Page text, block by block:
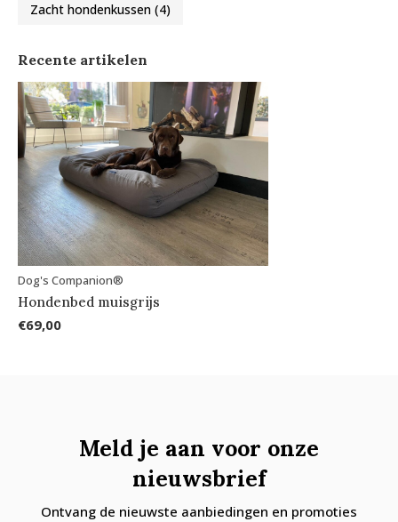
Zacht hondenkussen (4)
Recente artikelen
Dog's Companion®
Hondenbed muisgrijs
€69,00
Meld je aan voor onze
nieuwsbrief
Ontvang de nieuwste aanbiedingen en promoties